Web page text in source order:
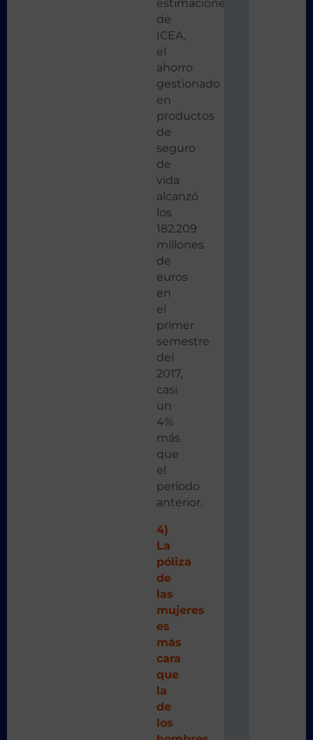
estimaciones
de
ICEA,
el
ahorro
gestionado
en
productos
de
seguro
de
vida
alcanzó
los
182.209
millones
de
euros
en
el
primer
semestre
del
2017,
casi
un
4%
más
que
el
período
anterior.
4)
La
póliza
de
las
mujeres
es
más
cara
que
la
de
los